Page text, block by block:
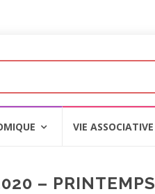
VIE ASSOCIATIVE
– PRINTEMPS